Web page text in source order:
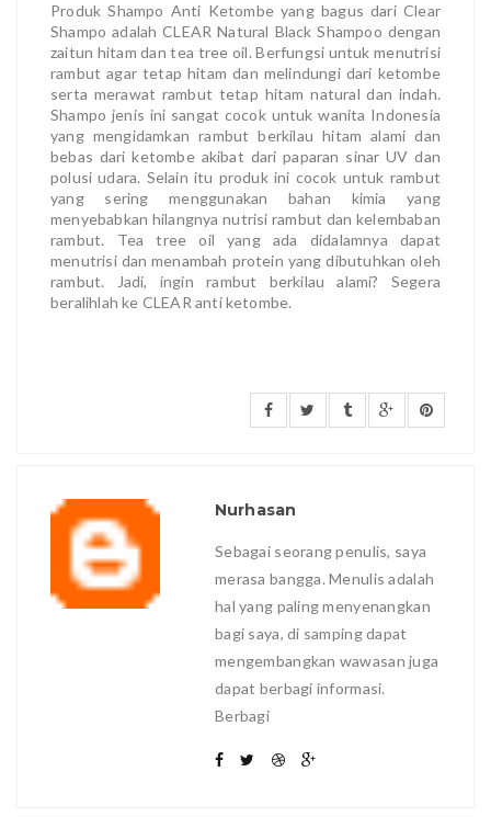
Produk Shampo Anti Ketombe yang bagus dari Clear
Shampo adalah CLEAR Natural Black Shampoo dengan
zaitun hitam dan tea tree oil. Berfungsi untuk menutrisi
rambut agar tetap hitam dan melindungi dari ketombe
serta merawat rambut tetap hitam natural dan indah.
Shampo jenis ini sangat cocok untuk wanita Indonesia
yang mengidamkan rambut berkilau hitam alami dan
bebas dari ketombe akibat dari paparan sinar UV dan
polusi udara. Selain itu produk ini cocok untuk rambut
yang sering menggunakan bahan kimia yang
menyebabkan hilangnya nutrisi rambut dan kelembaban
rambut. Tea tree oil yang ada didalamnya dapat
menutrisi dan menambah protein yang dibutuhkan oleh
rambut. Jadi, ingin rambut berkilau alami? Segera
beralihlah ke CLEAR anti ketombe.
Nurhasan
Sebagai seorang penulis, saya
merasa bangga. Menulis adalah
hal yang paling menyenangkan
bagi saya, di samping dapat
mengembangkan wawasan juga
dapat berbagi informasi.
Berbagi